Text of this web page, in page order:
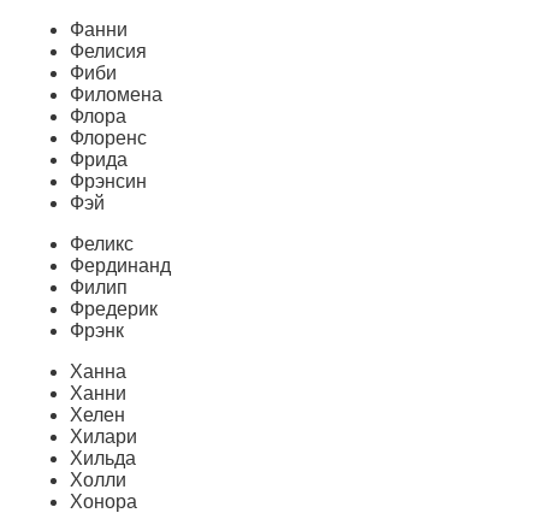
Фанни
Фелисия
Фиби
Филомена
Флора
Флоренс
Фрида
Фрэнсин
Фэй
Феликс
Фердинанд
Филип
Фредерик
Фрэнк
Ханна
Ханни
Хелен
Хилари
Хильда
Холли
Хонора